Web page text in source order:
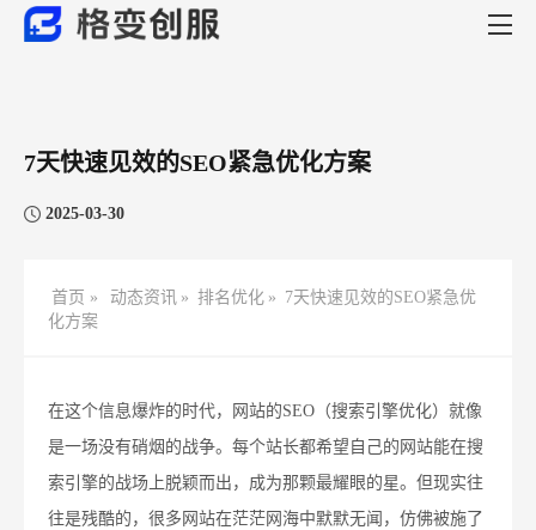
7天快速见效的SEO紧急优化方案
2025-03-30
首页 » 动态资讯 » 排名优化 » 7天快速见效的SEO紧急优
化方案
在这个信息爆炸的时代，网站的SEO（搜索引擎优化）就像
是一场没有硝烟的战争。每个站长都希望自己的网站能在搜
索引擎的战场上脱颖而出，成为那颗最耀眼的星。但现实往
往是残酷的，很多网站在茫茫网海中默默无闻，仿佛被施了